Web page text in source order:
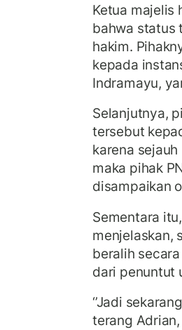
Ketua majelis
bahwa status
hakim.
kepada
Indramayu,
Selanjutnya,
tersebut
karena
maka pihak
disampaikan
Sementara
menjelaskan,
beralih
dari penuntut
‘’Jadi
terang